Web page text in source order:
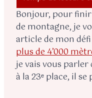
Bonjour, pour finir
de montagne, je
article de mon
plus de 4’000
je vais vous
à la 23ᵉ place, il